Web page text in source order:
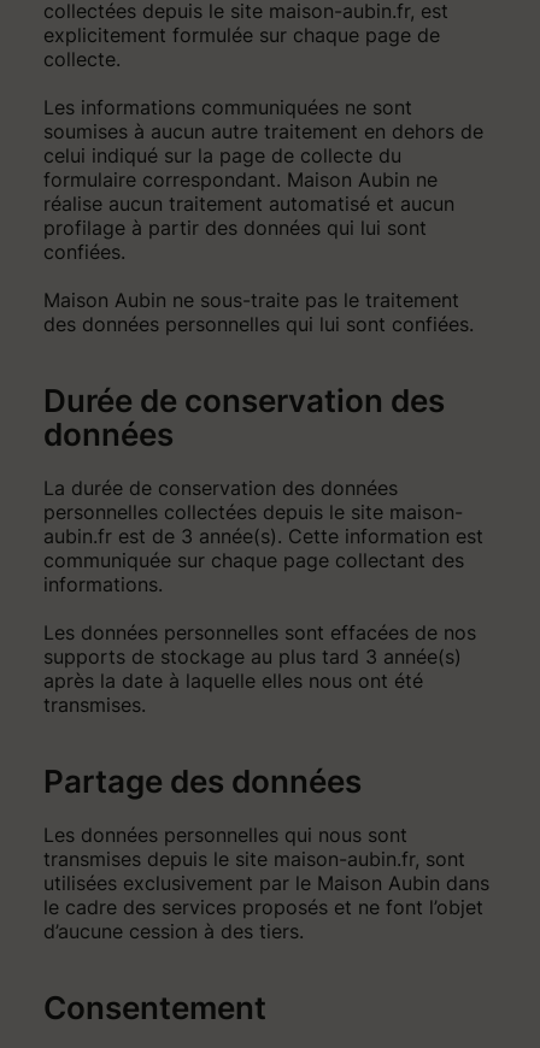
collectées depuis le site maison-aubin.fr, est
explicitement formulée sur chaque page de
collecte.
Les informations communiquées ne sont
soumises à aucun autre traitement en dehors de
celui indiqué sur la page de collecte du
formulaire correspondant. Maison Aubin ne
réalise aucun traitement automatisé et aucun
profilage à partir des données qui lui sont
confiées.
Maison Aubin ne sous-traite pas le traitement
des données personnelles qui lui sont confiées.
Durée de conservation des
données
La durée de conservation des données
personnelles collectées depuis le site maison-
aubin.fr est de 3 année(s). Cette information est
communiquée sur chaque page collectant des
informations.
Les données personnelles sont effacées de nos
supports de stockage au plus tard 3 année(s)
après la date à laquelle elles nous ont été
transmises.
Partage des données
Les données personnelles qui nous sont
transmises depuis le site maison-aubin.fr, sont
utilisées exclusivement par le Maison Aubin dans
le cadre des services proposés et ne font l’objet
d’aucune cession à des tiers.
Consentement